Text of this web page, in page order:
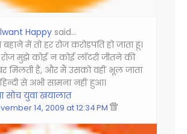
Happy said…
में तो हर रोज करोड़पति हो जाता हूं।
रोज मुझे कोई न कोई लॉटरी जीतने की
मिलती है, और मैं उसको वहीं भूल जाता
से अभी सामना नहीं हुआ।
सोच युवा खयालात
14, 2009 at 12:34 PM